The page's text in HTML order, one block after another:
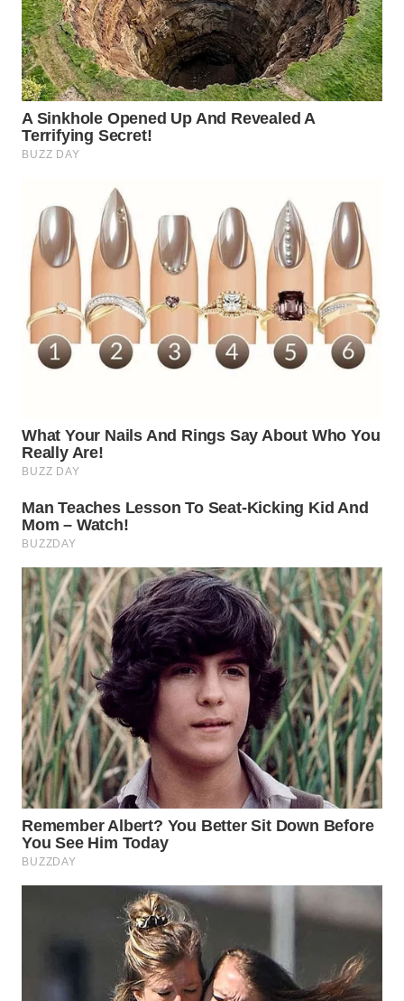
WN
SAMOSIR
WN
PADANG
LAWAS
SUMEDANG
WN
CIANJUR
WN
KEPULAUAN
SERIBU
TANGERANG
WN
WN
CIREBON
WN
INDRAMAYU
WN
KUNINGAN
WN
MAJALENGKA
WN
SUBANG
WN